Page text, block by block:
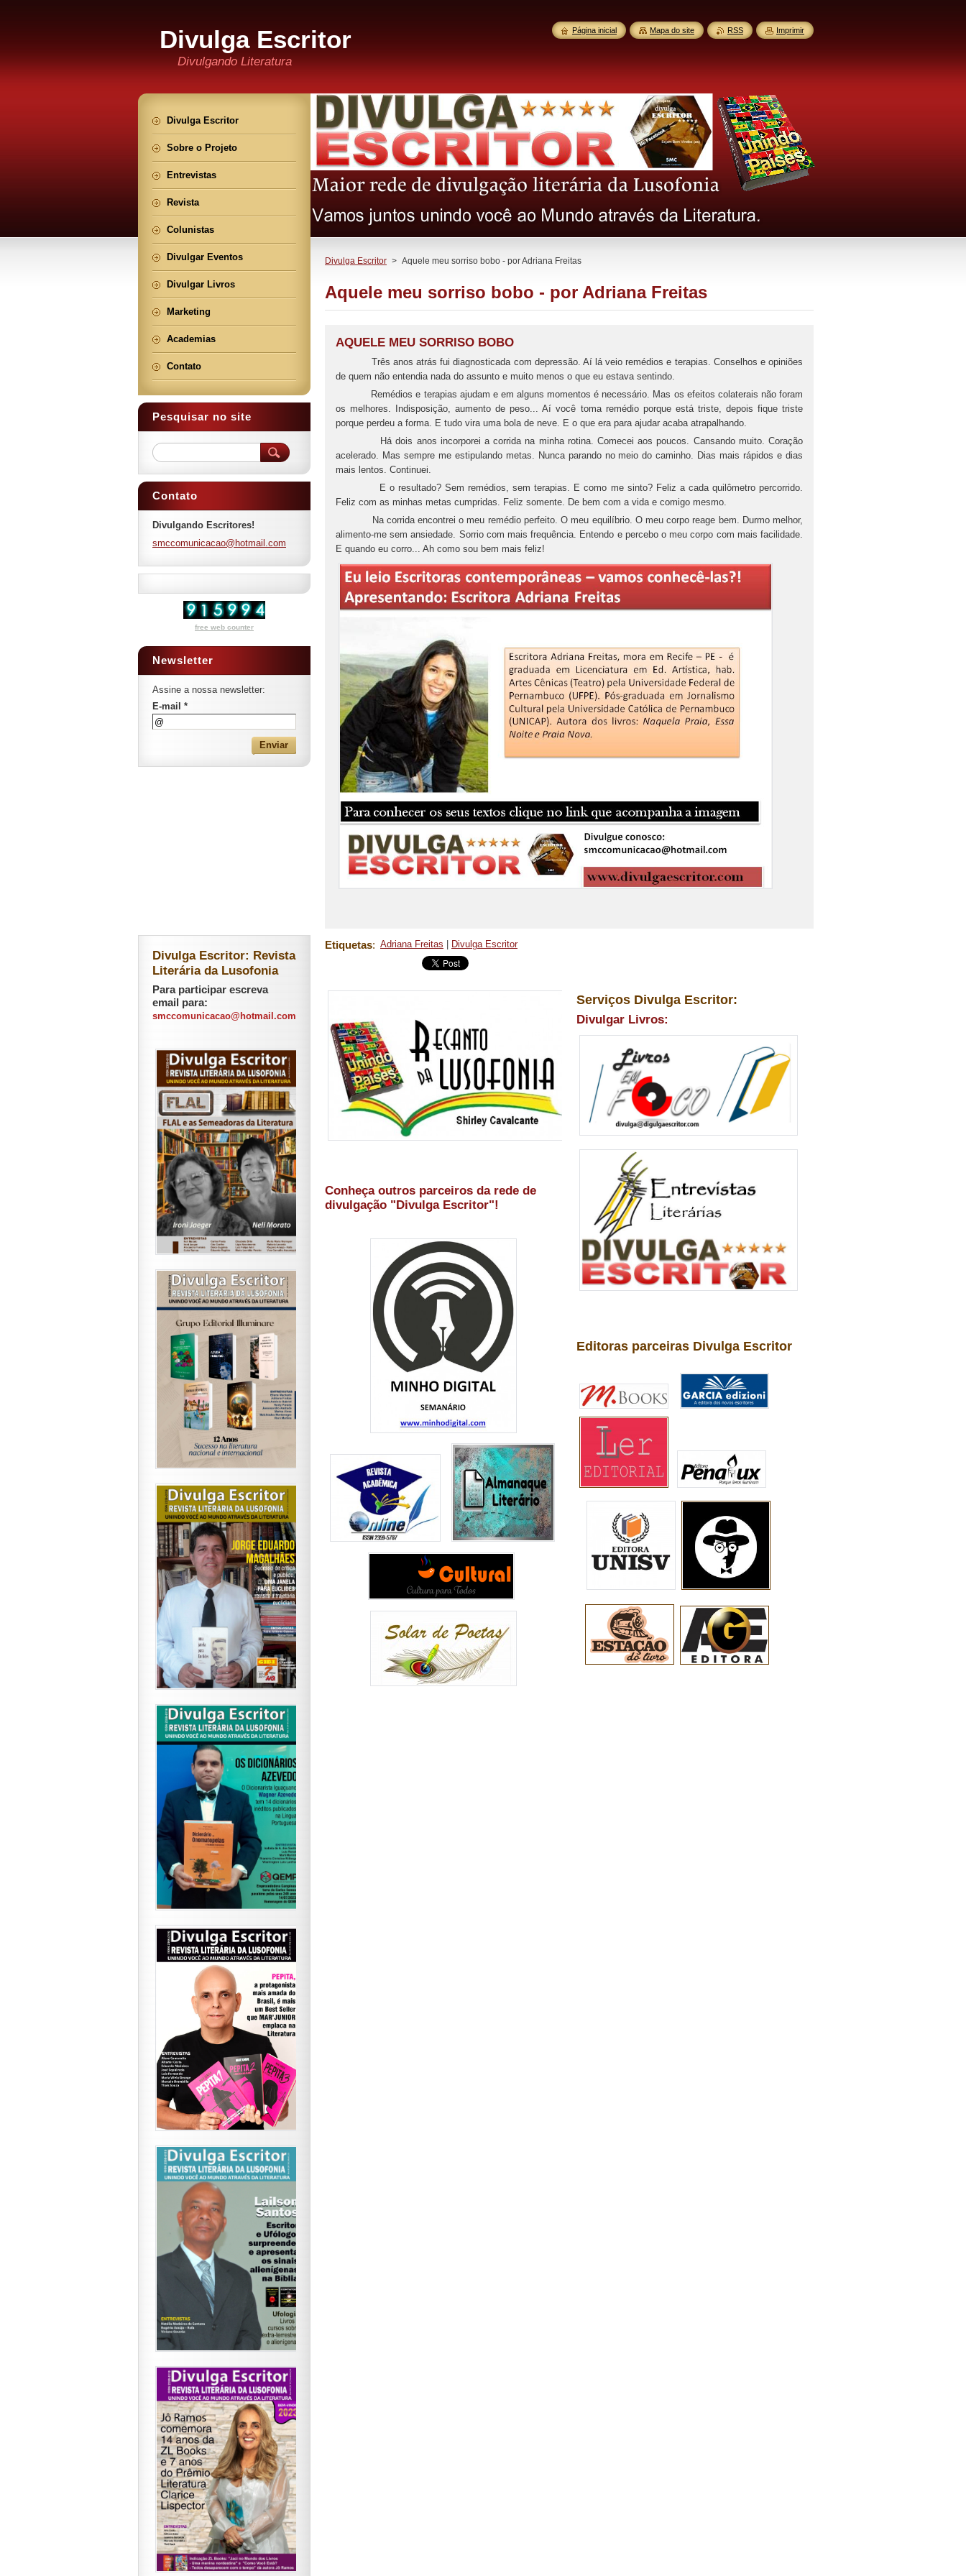
Divulga Escritor
Divulgando Literatura
Divulga Escritor > Aquele meu sorriso bobo - por Adriana Freitas
Aquele meu sorriso bobo - por Adriana Freitas
AQUELE MEU SORRISO BOBO
Três anos atrás fui diagnosticada com depressão. Aí lá veio remédios e terapias. Conselhos e opiniões
de quem não entendia nada do assunto e muito menos o que eu estava sentindo.
Remédios e terapias ajudam e em alguns momentos é necessário. Mas os efeitos colaterais não foram
os melhores. Indisposição, aumento de peso... Aí você toma remédio porque está triste, depois fique triste
porque perdeu a forma. E tudo vira uma bola de neve. E o que era para ajudar acaba atrapalhando.
Há dois anos incorporei a corrida na minha rotina. Comecei aos poucos. Cansando muito. Coração
acelerado. Mas sempre me estipulando metas. Nunca parando no meio do caminho. Dias mais rápidos e dias
mais lentos. Continuei.
E o resultado? Sem remédios, sem terapias. E como me sinto? Feliz a cada quilômetro percorrido.
Feliz com as minhas metas cumpridas. Feliz somente. De bem com a vida e comigo mesmo.
Na corrida encontrei o meu remédio perfeito. O meu equilíbrio. O meu corpo reage bem. Durmo melhor,
alimento-me sem ansiedade. Sorrio com mais frequência. Entendo e percebo o meu corpo com mais facilidade.
E quando eu corro... Ah como sou bem mais feliz!
Etiquetas: Adriana Freitas Divulga Escritor
Conheça outros parceiros da rede de
divulgação "Divulga Escritor"!
Serviços Divulga Escritor:
Divulgar Livros:
Editoras parceiras Divulga Escritor
Divulga Escritor
Sobre o Projeto
Entrevistas
Revista
Colunistas
Divulgar Eventos
Divulgar Livros
Marketing
Academias
Contato
Pesquisar no site
Contato
Divulgando Escritores!
smccomunicacao@hotmail.com
free web counter
Newsletter
Assine a nossa newsletter:
E-mail *
Divulga Escritor: Revista
Literária da Lusofonia
Para participar escreva
email para:
smccomunicacao@hotmail.com
Página inicial Mapa do site RSS Imprimir